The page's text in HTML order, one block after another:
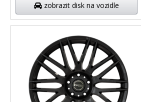
zobrazit disk na vozidle